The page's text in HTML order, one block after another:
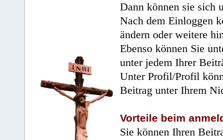
Dann können sie sich
Nach dem Einloggen
ändern oder weitere
Ebenso können Sie
unter jedem Ihrer
Unter Profil/Profil
Beitrag unter Ihrem
Vorteile beim
Sie können Ihren